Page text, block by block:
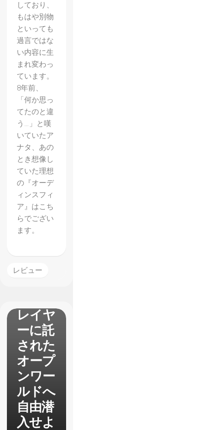
しており、
もはや別物
といっても
過言ではな
い内容に生
まれ変わっ
ています。
8年前、
「何か思っ
てたのと違
う…」と嘆
いていたア
ナタ、あの
とき想像し
ていた理想
の『オーデ
ィンスフィ
ア』はこち
らでござい
ます。
レビュー
【メタ
ルギア
ソリッ
ド5 フ
ァント
ムペイ
ン】レ
レイヤ
ーに託
された
オープ
ンワー
ルドへ
自由潜
入せよ